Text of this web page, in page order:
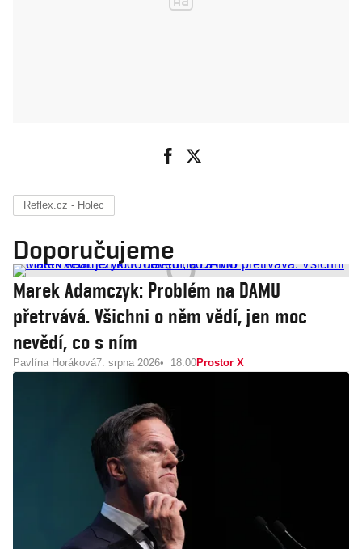
Reflex.cz - Holec
Doporučujeme
Marek Adamczyk: Problém na DAMU
přetrvává. Všichni o něm vědí, jen moc
nevědí, co s ním
Pavlína Horáková7. srpna 2026 18:00Prostor X